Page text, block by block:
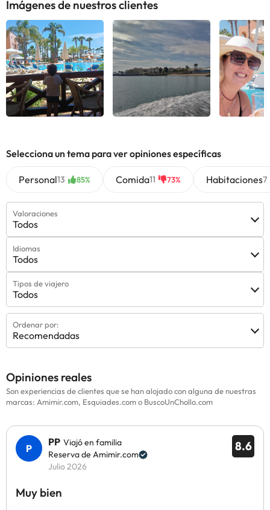
Imágenes de nuestros clientes
Selecciona un tema para ver opiniones específicas
Personal13 85% Comida11 73% Habitaciones7
Valoraciones
Todos
Idiomas
Todos
Tipos de viajero
Todos
Ordenar por:
Recomendadas
Opiniones reales
Son experiencias de clientes que se han alojado con alguna de nuestras
marcas: Amimir.com, Esquiades.com o BuscoUnChollo.com
8.6
PP Viajó en familia
Reserva de Amimir.com
Julio 2026
Muy bien